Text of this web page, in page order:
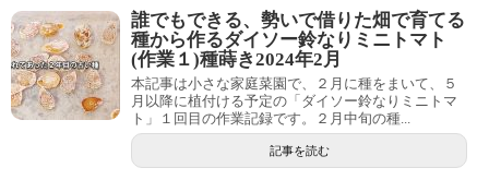
誰でもできる、勢いで借りた畑で育てる
種から作るダイソー鈴なりミニトマト
(作業１)種蒔き2024年2月
本記事は小さな家庭菜園で、２月に種をまいて、５
月以降に植付ける予定の「ダイソー鈴なりミニトマ
ト」１回目の作業記録です。２月中旬の種...
記事を読む